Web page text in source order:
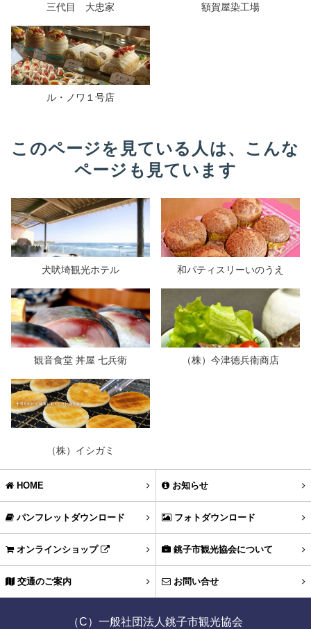
三代目 大忠家 額賀屋染工場
ル・ノワ１号店
このページを見ている人は、こんな
ページも見ています
犬吠埼観光ホテル 和パティスリーいのうえ
観音食堂 丼屋 七兵衛 （株）今津徳兵衛商店
（株）イシガミ
HOME お知らせ
パンフレットダウンロード フォトダウンロード
オンラインショップ 銚子市観光協会について
交通のご案内 お問い合せ
（C）一般社団法人銚子市観光協会